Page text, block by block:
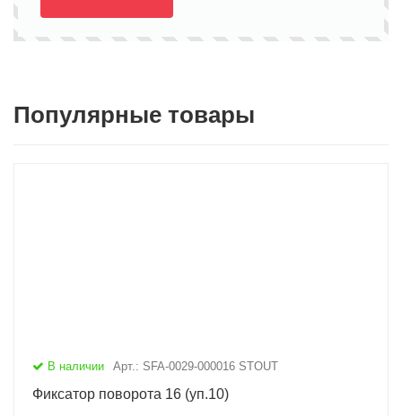
Популярные товары
В наличии Арт.: SFA-0029-000016 STOUT
Фиксатор поворота 16 (уп.10)